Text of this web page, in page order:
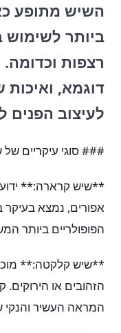
השיש מתופע
ביותר
רצפות וכדומה.
דוגמא,
לעיצוב
### סוגי עיקריים של
**שיש קרארה:** ידוע
אפורים, נמצא בעיקר
הפופולריים ביותר
**שיש קלקטה:** מוכר
הזהובים או
המראה העשיר והנקי